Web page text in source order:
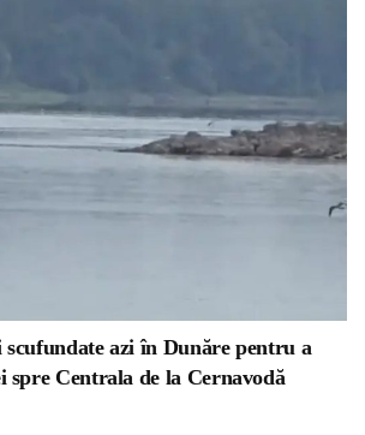
azi în Dunăre pentru a
spre Centrala de la Cernavodă